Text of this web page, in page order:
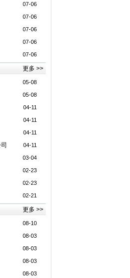
07-06
07-06
07-06
07-06
07-06
更多 >>
05-08
05-08
04-11
04-11
04-11
04-11
03-04
02-23
02-23
02-21
更多 >>
08-10
08-03
08-03
08-03
08-03